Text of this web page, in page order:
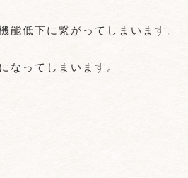
能低下に繋がってしまいます。
なってしまいます。